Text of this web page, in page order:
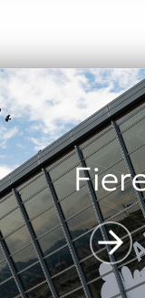
Fiere